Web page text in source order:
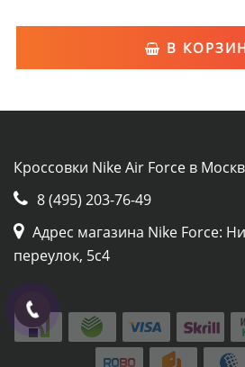
В
Кроссовки Nike Air Force в
8 (495) 203-76-49
Адрес магазина Nike Force:
переулок, 5с4